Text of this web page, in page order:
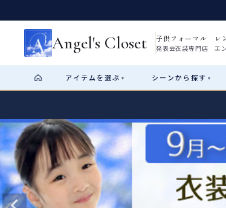
Angel's Closet 子供フォーマル レ
発表会衣装専門店 エ
アイテム を選ぶ ▾ シーンから探す ▾
Rental レンタル
Start はじめに
01 ショップガイド（総合案内）
レンタル・販売の入口